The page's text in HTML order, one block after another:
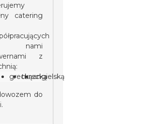
catering
nami
z
greckąturecką
angielską
do